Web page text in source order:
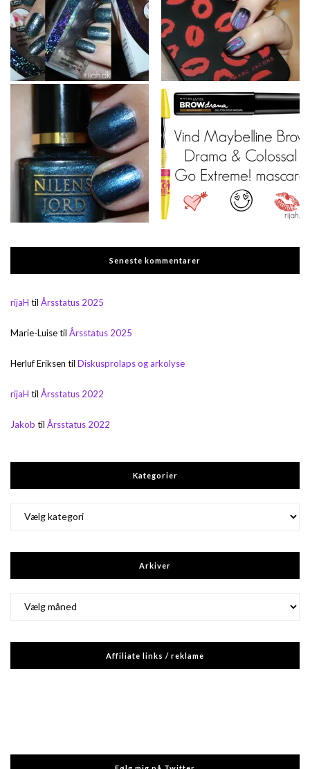
Seneste kommentarer
rijaH til Årsstatus 2025
Marie-Luisetil Årsstatus 2025
Herluf Eriksen til Diskusprolaps og arkolyse
rijaH til Årsstatus 2022
Jakob til Årsstatus 2022
Kategorier
Arkiver
Affiliate links / reklame